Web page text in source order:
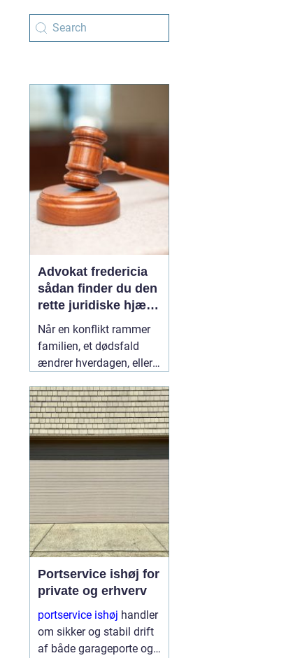
Advokat fredericia
sådan finder du den
rette juridiske hjælp
lokalt
Når en konflikt rammer
familien, et dødsfald
ændrer hverdagen, eller
døren, står mange i
Fredericia med det
samme spørgsmål:
Hvem kan hjælpe mig,
så både jura og følelser
bliver håndteret
ordentligt?
2026
Portservice ishøj for
private og erhverv
portservice ishøj handler
om sikker og stabil drift
af både garageporte og